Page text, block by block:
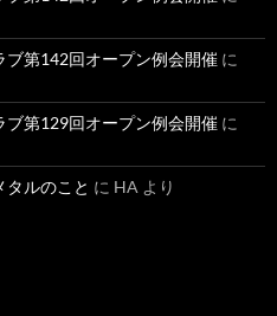
ブ第142回オープン例会開催 に
ブ第129回オープン例会開催 に
ルのこと に HA より